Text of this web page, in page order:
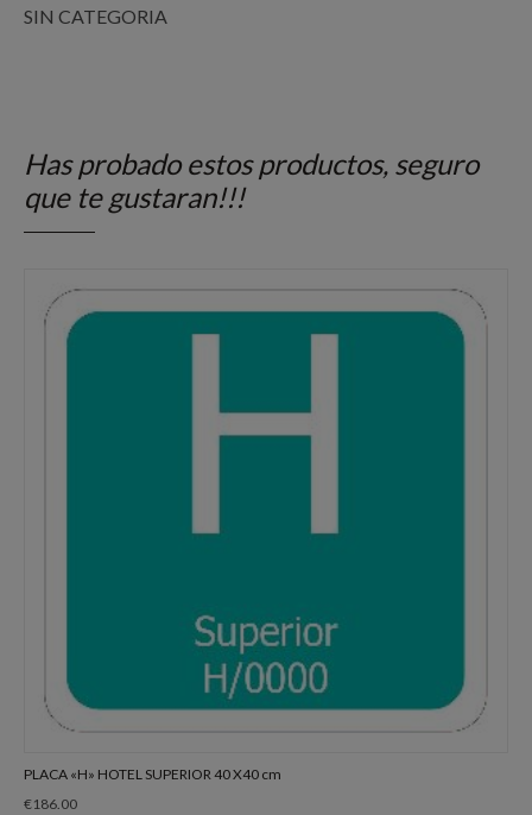
SIN CATEGORIA
Has probado estos productos, seguro
que te gustaran!!!
PLACA «H» HOTEL SUPERIOR 40 X40 cm
€186.00